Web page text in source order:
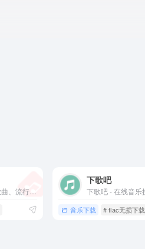
歌曲宝在线音乐搜索，可以在线免费下载全网MP3付费歌曲、流行音乐、经典老歌等。曲库完整，更新迅速，试听流畅，支持高品质|无损音质~
下歌吧
音乐下载 # flac无损下载